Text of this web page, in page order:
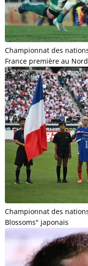
Championnat des
France première au Nord
Championnat des
Blossoms" japonais